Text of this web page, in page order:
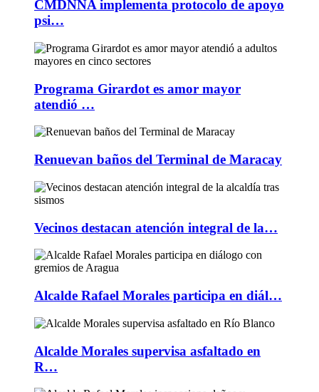
CMDNNA implementa protocolo de apoyo
psi…
Programa Girardot es amor mayor
atendió …
Renuevan baños del Terminal de Maracay
Vecinos destacan atención integral de la…
Alcalde Rafael Morales participa en diál…
Alcalde Morales supervisa asfaltado en
R…